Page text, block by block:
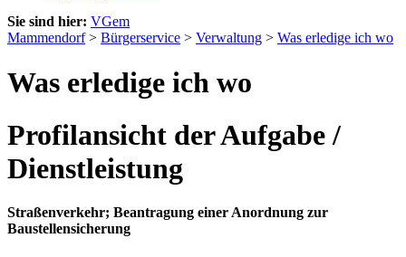
Sie sind hier: VGem
Mammendorf> Bürgerservice > Verwaltung > Was erledige ich wo
Was erledige ich wo
Profilansicht der Aufgabe /
Dienstleistung
Straßenverkehr; Beantragung einer Anordnung zur
Baustellensicherung